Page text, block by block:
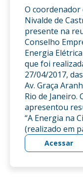
O coordenador
Nivalde de
presente na
Conselho
Energia Elétrica
que foi
27/04/2017,
Av. Graça
Rio de Janeiro.
apresentou
“A Energia na
(realizado em
Acessar